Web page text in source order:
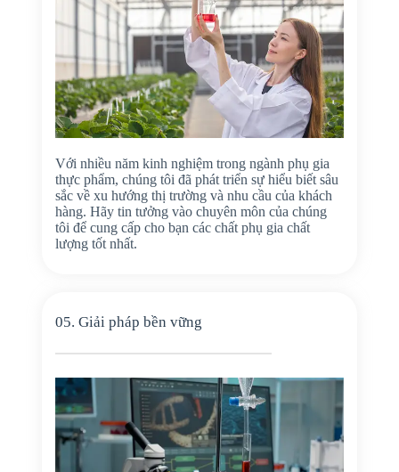
Với nhiều năm kinh nghiệm trong ngành phụ gia
thực phẩm, chúng tôi đã phát triển sự hiểu biết sâu
sắc về xu hướng thị trường và nhu cầu của khách
hàng. Hãy tin tưởng vào chuyên môn của chúng
tôi để cung cấp cho bạn các chất phụ gia chất
lượng tốt nhất.
05. Giải pháp bền vững